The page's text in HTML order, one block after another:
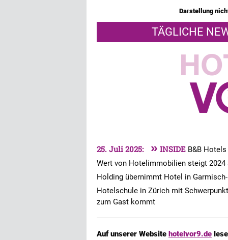
Darstellung
TÄGLICHE
25. Juli 2025: » INSIDE B&B
Wert von Hotelimmobilien steigt
Holding übernimmt Hotel in
Hotelschule in Zürich mit
zum Gast kommt
Auf unserer Website hotelvor9.de